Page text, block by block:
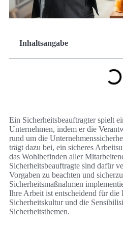
Inhaltsangabe
Ein Sicherheitsbeauftragter spielt
Unternehmen, indem er die
rund um die
trägt dazu bei, ein sicheres
das Wohlbefinden aller
Sicherheitsbeauftragte sind dafür
Vorgaben zu beachten und
Sicherheitsmaßnahmen
Ihre Arbeit ist entscheidend für
Sicherheitskultur und die
Sicherheitsthemen.